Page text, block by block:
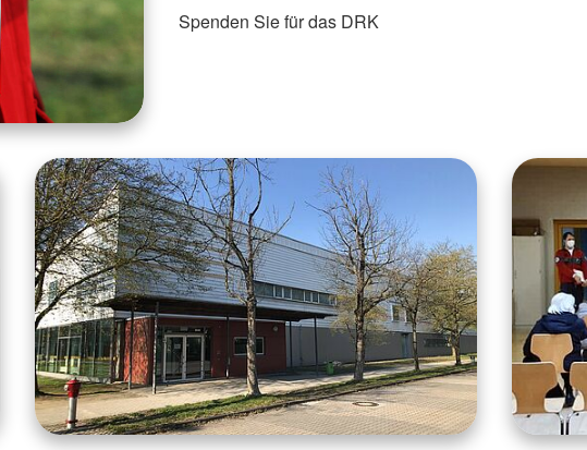
Spenden Sie für das DRK